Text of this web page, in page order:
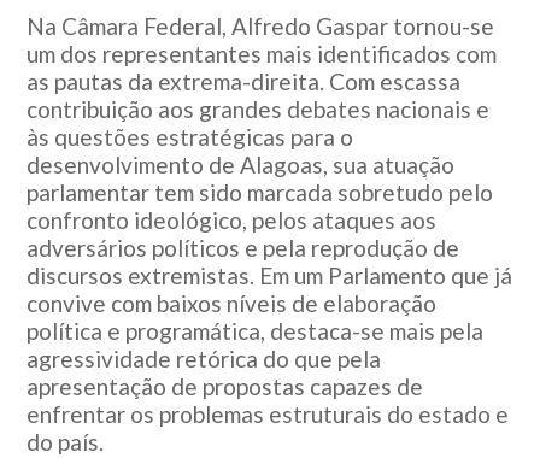
Na Câmara Federal, Alfredo Gaspar tornou-se
um dos representantes mais identificados com
as pautas da extrema-direita. Com escassa
contribuição aos grandes debates nacionais e
às questões estratégicas para o
desenvolvimento de Alagoas, sua atuação
parlamentar tem sido marcada sobretudo pelo
confronto ideológico, pelos ataques aos
adversários políticos e pela reprodução de
discursos extremistas. Em um Parlamento que já
convive com baixos níveis de elaboração
política e programática, destaca-se mais pela
agressividade retórica do que pela
apresentação de propostas capazes de
enfrentar os problemas estruturais do estado e
do país.